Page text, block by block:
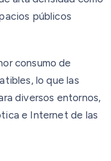
públicos
consumo de
lo que las
diversos entornos,
e Internet de las